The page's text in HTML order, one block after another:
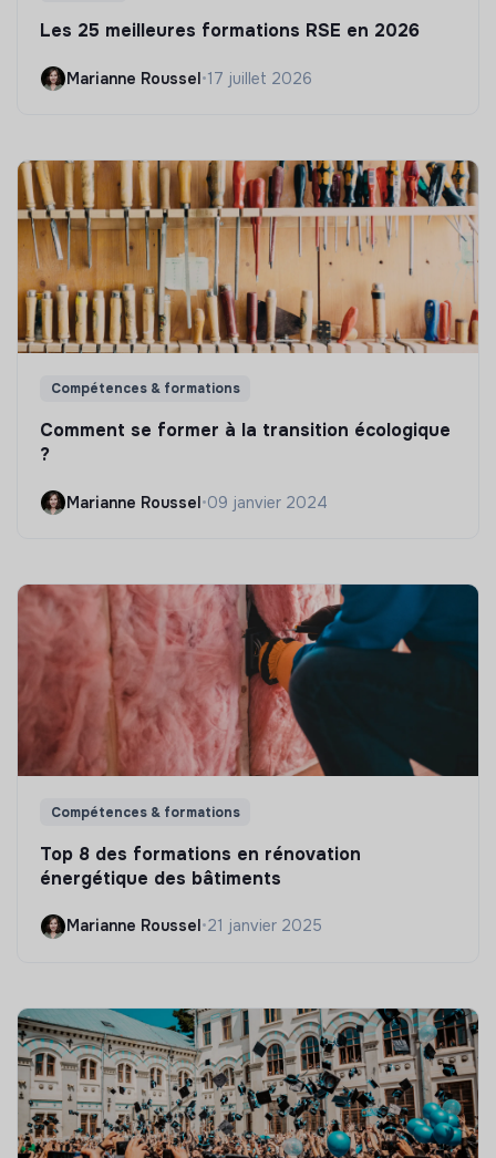
Les 25 meilleures formations RSE en 2026
Marianne Roussel•17 juillet 2026
Compétences & formations
Comment se former à la transition écologique
?
Marianne Roussel•09 janvier 2024
Compétences & formations
Top 8 des formations en rénovation
énergétique des bâtiments
Marianne Roussel•21 janvier 2025